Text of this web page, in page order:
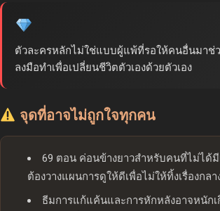
ตัวละครหลักไม่ใช่แบบผู้แพ้ที่รอให้คนอื่นมาช่
ลงมือทำเพื่อเปลี่ยนชีวิตตัวเองด้วยตัวเอง
จุดที่อาจไม่ถูกใจทุกคน
69 ตอน ค่อนข้างยาวสำหรับคนที่ไม่ได้มี
ต้องวางแผนการดูให้ดีเพื่อไม่ให้ทิ้งเรื่องกล
ธีมการแก้แค้นและการหักหลังอาจหนัก